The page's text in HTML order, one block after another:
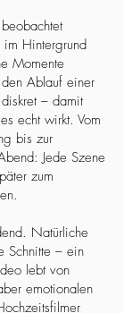
Hintergrund
Momente
Ablauf einer
– damit
echt wirkt. Vom
bis zur
Jede Szene
zum
Natürliche
Schnitte – ein
lebt von
emotionalen